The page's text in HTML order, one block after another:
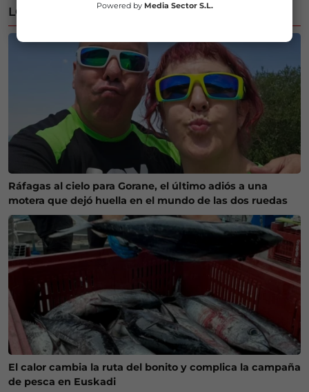
LO MÁS LEÍDO
Ráfagas al cielo para Gorane, el último adiós a una
motera que dejó huella en el mundo de las dos ruedas
El calor cambia la ruta del bonito y complica la campaña
de pesca en Euskadi
Powered by Media Sector S.L.